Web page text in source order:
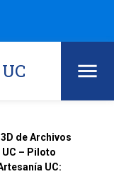
de Archivos
– Piloto
UC: